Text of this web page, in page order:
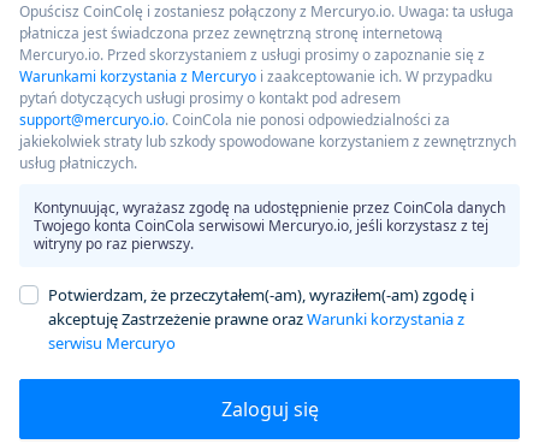
Opuścisz CoinColę i zostaniesz połączony z Mercuryo.io. Uwaga: ta usługa
płatnicza jest świadczona przez zewnętrzną stronę internetową
Mercuryo.io. Przed skorzystaniem z usługi prosimy o zapoznanie się z
Warunkami korzystania z Mercuryo i zaakceptowanie ich. W przypadku
pytań dotyczących usługi prosimy o kontakt pod adresem
support@mercuryo.io. CoinCola nie ponosi odpowiedzialności za
jakiekolwiek straty lub szkody spowodowane korzystaniem z zewnętrznych
usług płatniczych.
Kontynuując, wyrażasz zgodę na udostępnienie przez CoinCola danych
Twojego konta CoinCola serwisowi Mercuryo.io, jeśli korzystasz z tej
witryny po raz pierwszy.
Potwierdzam, że przeczytałem(-am), wyraziłem(-am) zgodę i
akceptuję Zastrzeżenie prawne orazWarunki korzystania z
serwisu Mercuryo
Zaloguj się